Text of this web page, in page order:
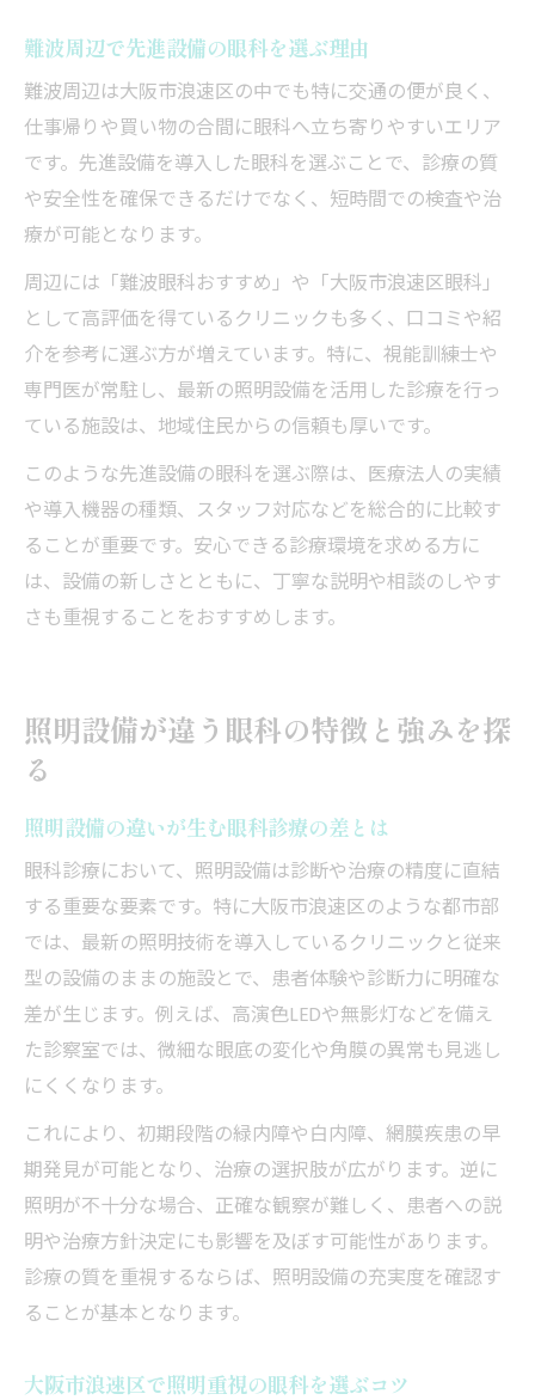
難波周辺で先進設備の眼科を選ぶ理由
難波周辺は大阪市浪速区の中でも特に交通の便が良く、
仕事帰りや買い物の合間に眼科へ立ち寄りやすいエリア
です。先進設備を導入した眼科を選ぶことで、診療の質
や安全性を確保できるだけでなく、短時間での検査や治
療が可能となります。
周辺には「難波眼科おすすめ」や「大阪市浪速区眼科」
として高評価を得ているクリニックも多く、口コミや紹
介を参考に選ぶ方が増えています。特に、視能訓練士や
専門医が常駐し、最新の照明設備を活用した診療を行っ
ている施設は、地域住民からの信頼も厚いです。
このような先進設備の眼科を選ぶ際は、医療法人の実績
や導入機器の種類、スタッフ対応などを総合的に比較す
ることが重要です。安心できる診療環境を求める方に
は、設備の新しさとともに、丁寧な説明や相談のしやす
さも重視することをおすすめします。
照明設備が違う眼科の特徴と強みを探
る
照明設備の違いが生む眼科診療の差とは
眼科診療において、照明設備は診断や治療の精度に直結
する重要な要素です。特に大阪市浪速区のような都市部
では、最新の照明技術を導入しているクリニックと従来
型の設備のままの施設とで、患者体験や診断力に明確な
差が生じます。例えば、高演色LEDや無影灯などを備え
た診察室では、微細な眼底の変化や角膜の異常も見逃し
にくくなります。
これにより、初期段階の緑内障や白内障、網膜疾患の早
期発見が可能となり、治療の選択肢が広がります。逆に
照明が不十分な場合、正確な観察が難しく、患者への説
明や治療方針決定にも影響を及ぼす可能性があります。
診療の質を重視するならば、照明設備の充実度を確認す
ることが基本となります。
大阪市浪速区で照明重視の眼科を選ぶコツ